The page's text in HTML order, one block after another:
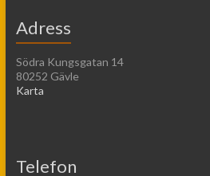
Adress
Södra Kungsgatan 14
80252 Gävle
Karta
Telefon